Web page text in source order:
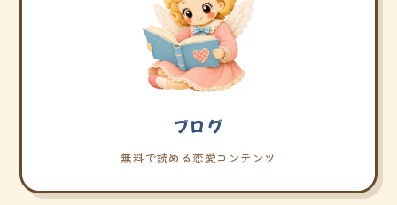
ブログ
無料で読める恋愛コンテンツ